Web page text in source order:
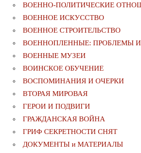
ВОЕННО-ПОЛИТИЧЕСКИE
ВОЕННОЕ ИСКУССТВО
ВОЕННОЕ СТРОИТЕЛЬСТВО
ВОЕННОПЛЕННЫЕ: ПРОБЛЕМЫ
ВОЕННЫЕ МУЗЕИ
ВОИНСКОЕ ОБУЧЕНИЕ
ВОСПОМИНАНИЯ И ОЧЕРКИ
ВТОРАЯ МИРОВАЯ
ГЕРОИ И ПОДВИГИ
ГРАЖДАНСКАЯ ВОЙНА
ГРИФ СЕКРЕТНОСТИ СНЯТ
ДОКУМЕНТЫ и МАТЕРИАЛЫ